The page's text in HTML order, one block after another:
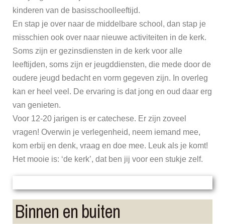
kinderen van de basisschoolleeftijd.
En stap je over naar de middelbare school, dan stap je
misschien ook over naar nieuwe activiteiten in de kerk.
Soms zijn er gezinsdiensten in de kerk voor alle
leeftijden, soms zijn er jeugddiensten, die mede door de
oudere jeugd bedacht en vorm gegeven zijn. In overleg
kan er heel veel. De ervaring is dat jong en oud daar erg
van genieten.
Voor 12-20 jarigen is er catechese. Er zijn zoveel
vragen! Overwin je verlegenheid, neem iemand mee,
kom erbij en denk, vraag en doe mee. Leuk als je komt!
Het mooie is: ‘de kerk’, dat ben jij voor een stukje zelf.
Binnen en buiten